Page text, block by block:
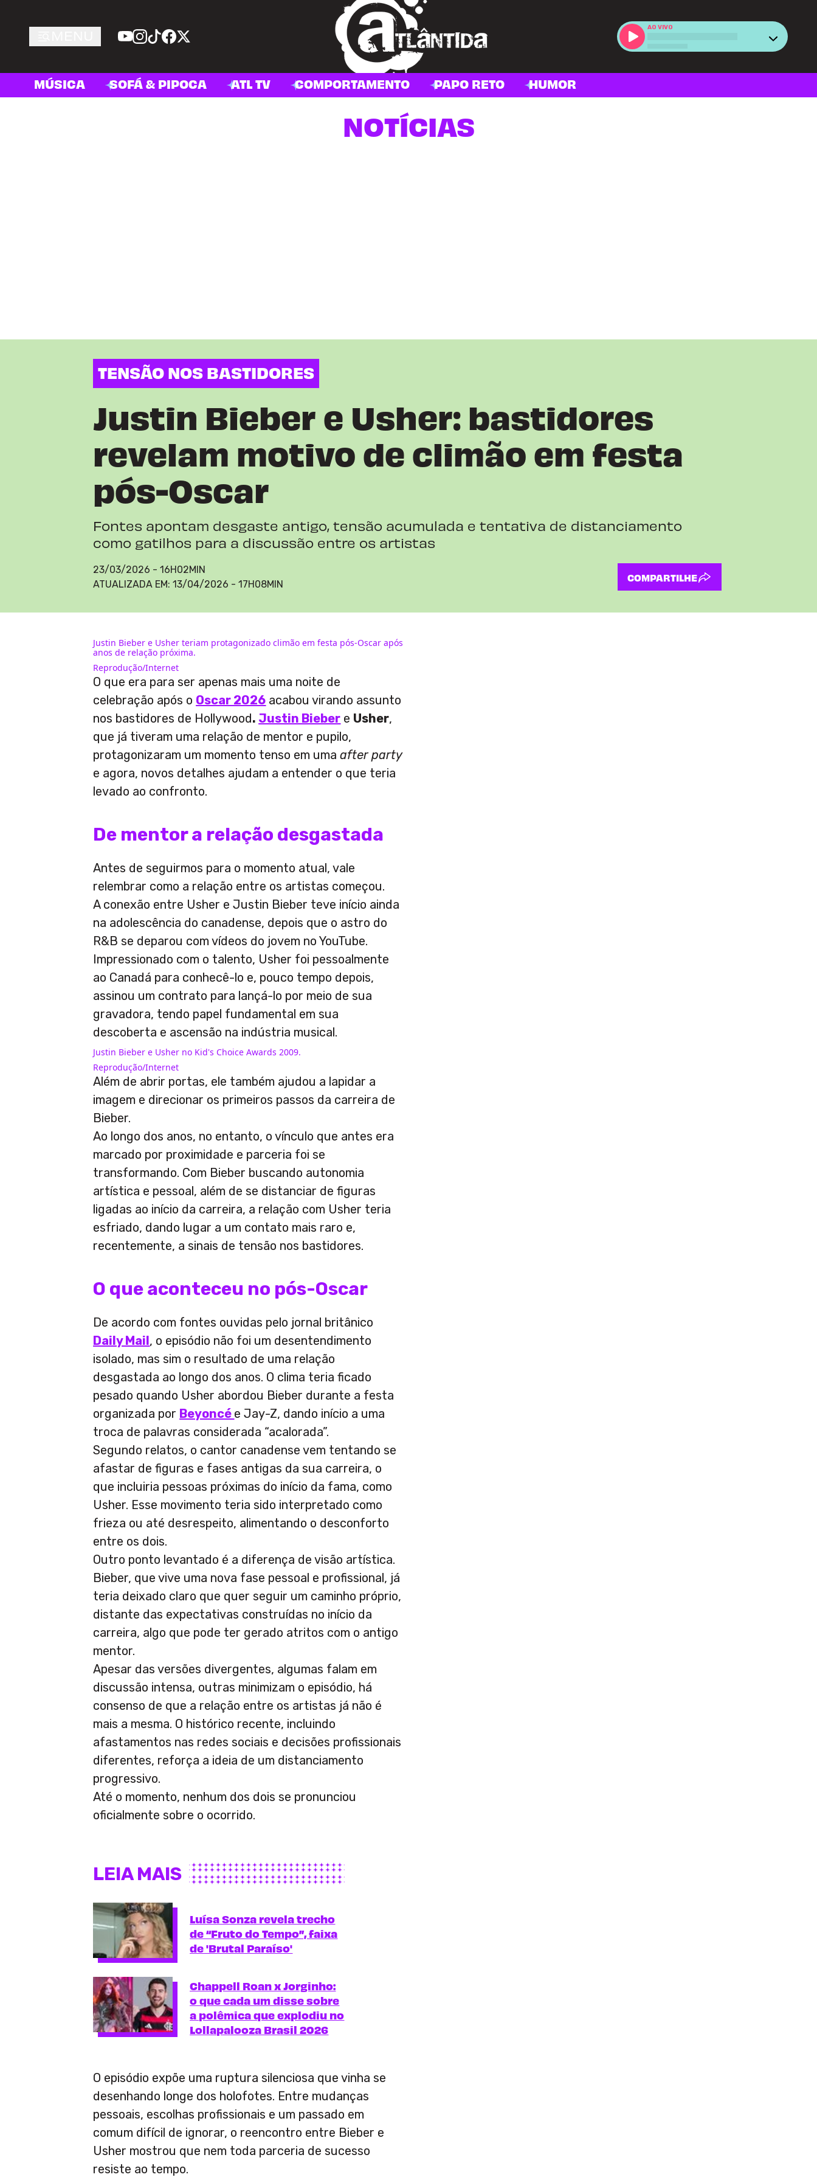
AO VIVO
MÚSICA SOFÁ & PIPOCA ATL TV COMPORTAMENTO PAPO RETO HUMOR
NOTÍCIAS
TENSÃO NOS BASTIDORES
Justin Bieber e Usher: bastidores
revelam motivo de climão em festa
pós-Oscar
Fontes apontam desgaste antigo, tensão acumulada e tentativa de distanciamento
como gatilhos para a discussão entre os artistas
23/03/2026 - 16H02MIN
ATUALIZADA EM:13/04/2026 - 17H08MIN
COMPARTILHE
Justin Bieber e Usher teriam protagonizado climão em festa pós-Oscar após
anos de relação próxima.
Reprodução/Internet
O que era para ser apenas mais uma noite de
celebração após o Oscar 2026 acabou virando assunto
nos bastidores de Hollywood. Justin Bieber e Usher,
que já tiveram uma relação de mentor e pupilo,
protagonizaram um momento tenso em umaafter party
e agora, novos detalhes ajudam a entender o que teria
levado ao confronto.
De mentor a relação desgastada
Antes de seguirmos para o momento atual, vale
relembrar como a relação entre os artistas começou.
A conexão entre Usher e Justin Bieber teve início ainda
na adolescência do canadense, depois que o astro do
R&B se deparou com vídeos do jovem no YouTube.
Impressionado com o talento, Usher foi pessoalmente
ao Canadá para conhecê-lo e, pouco tempo depois,
assinou um contrato para lançá-lo por meio de sua
gravadora, tendo papel fundamental em sua
descoberta e ascensão na indústria musical.
Justin Bieber e Usher no Kid's Choice Awards 2009.
Reprodução/Internet
Além de abrir portas, ele também ajudou a lapidar a
imagem e direcionar os primeiros passos da carreira de
Bieber.
Ao longo dos anos, no entanto, o vínculo que antes era
marcado por proximidade e parceria foi se
transformando. Com Bieber buscando autonomia
artística e pessoal, além de se distanciar de figuras
ligadas ao início da carreira, a relação com Usher teria
esfriado, dando lugar a um contato mais raro e,
recentemente, a sinais de tensão nos bastidores.
O que aconteceu no pós-Oscar
De acordo com fontes ouvidas pelo jornal britânico
Daily Mail, o episódio não foi um desentendimento
isolado, mas sim o resultado de uma relação
desgastada ao longo dos anos. O clima teria ficado
pesado quando Usher abordou Bieber durante a festa
organizada por Beyoncé e Jay-Z, dando início a uma
troca de palavras considerada “acalorada”.
Segundo relatos, o cantor canadense vem tentando se
afastar de figuras e fases antigas da sua carreira, o
que incluiria pessoas próximas do início da fama, como
Usher. Esse movimento teria sido interpretado como
frieza ou até desrespeito, alimentando o desconforto
entre os dois.
Outro ponto levantado é a diferença de visão artística.
Bieber, que vive uma nova fase pessoal e profissional, já
teria deixado claro que quer seguir um caminho próprio,
distante das expectativas construídas no início da
carreira, algo que pode ter gerado atritos com o antigo
mentor.
Apesar das versões divergentes, algumas falam em
discussão intensa, outras minimizam o episódio, há
consenso de que a relação entre os artistas já não é
mais a mesma. O histórico recente, incluindo
afastamentos nas redes sociais e decisões profissionais
diferentes, reforça a ideia de um distanciamento
progressivo.
Até o momento, nenhum dos dois se pronunciou
oficialmente sobre o ocorrido.
LEIA MAIS
Luísa Sonza revela trecho
de “Fruto do Tempo”, faixa
de 'Brutal Paraíso'
Chappell Roan x Jorginho:
o que cada um disse sobre
a polêmica que explodiu no
Lollapalooza Brasil 2026
O episódio expõe uma ruptura silenciosa que vinha se
desenhando longe dos holofotes. Entre mudanças
pessoais, escolhas profissionais e um passado em
comum difícil de ignorar, o reencontro entre Bieber e
Usher mostrou que nem toda parceria de sucesso
resiste ao tempo.